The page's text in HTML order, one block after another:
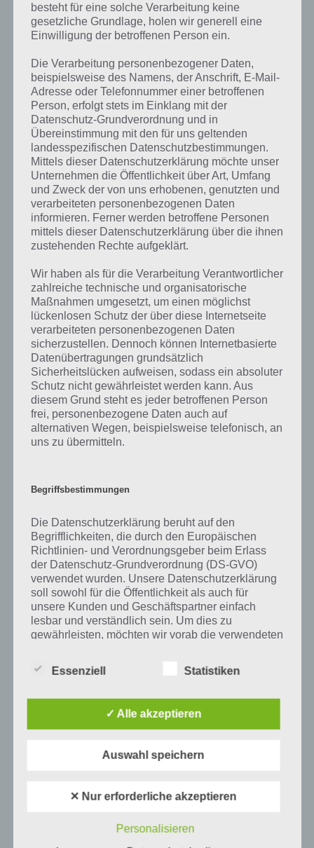
schnell die Antworten und
Lösungen der über 300 Level
finden!
Du findest Lösungen auch ohne unsere Hilfe, indem du in der App
Münzen einsetzt. Da diese jedoch begrenzt sind, hast du hier stets
die Möglichkeit alle Antworten zu finden!
Die obige Lösung stimmt leider nicht mehr?
Wenn die Lösung, die wir dir oben vorgestellt haben, nicht mehr
aktuell sein sollte oder ein Wort in der Lösung von 94 Prozent fehlt,
so teile uns die korrekten Lösungen einfach in den Kommentaren
mit. Nur so können wir stets die aktuellen Antworten auf die
zahlreichen Fragen und Sachverhalte in der App geben. Da die
Entwickler die Lösungen immer mal wieder verändern.
Darum geht es bei 94%
Was ist 94%? In der App 94% musst du auf Basis eines Bildes oder
einer Aussage die Antworten herausfinden, die von anderen Spielern
am häufigsten genannt worden sind. Nur so kannst du das nächste
Level freischalten. Zusammenaddiert ergeben alle Antworten 94
Prozent, wovon die App ihren Namen hat. Entsprechend ist 94
Prozent ein Wort und Rätsel-Spiel. Bereits über 10 Millionen mal
wurde die App mittlerweile heruntergeladen und gehört mit zu den
Auf WhatsApp teilen Teilen auf Facebook
Tweet auf Twitter
Mehr Artikel hier auf Touchportal
besteht für eine solche Verarbeitung keine
gesetzliche Grundlage, holen wir generell eine
Einwilligung der betroffenen Person ein.
Die Verarbeitung personenbezogener Daten,
beispielsweise des Namens, der Anschrift, E-Mail-
Adresse oder Telefonnummer einer betroffenen
Person, erfolgt stets im Einklang mit der
Datenschutz-Grundverordnung und in
Übereinstimmung mit den für uns geltenden
landesspezifischen Datenschutzbestimmungen.
Mittels dieser Datenschutzerklärung möchte unser
Unternehmen die Öffentlichkeit über Art, Umfang
und Zweck der von uns erhobenen, genutzten und
verarbeiteten personenbezogenen Daten
informieren. Ferner werden betroffene Personen
mittels dieser Datenschutzerklärung über die ihnen
zustehenden Rechte aufgeklärt.
Wir haben als für die Verarbeitung Verantwortlicher
zahlreiche technische und organisatorische
Maßnahmen umgesetzt, um einen möglichst
lückenlosen Schutz der über diese Internetseite
verarbeiteten personenbezogenen Daten
sicherzustellen. Dennoch können Internetbasierte
Datenübertragungen grundsätzlich
Sicherheitslücken aufweisen, sodass ein absoluter
Schutz nicht gewährleistet werden kann. Aus
diesem Grund steht es jeder betroffenen Person
frei, personenbezogene Daten auch auf
alternativen Wegen, beispielsweise telefonisch, an
uns zu übermitteln.
Begriffsbestimmungen
Die Datenschutzerklärung beruht auf den
Begrifflichkeiten, die durch den Europäischen
Richtlinien- und Verordnungsgeber beim Erlass
der Datenschutz-Grundverordnung (DS-GVO)
verwendet wurden. Unsere Datenschutzerklärung
soll sowohl für die Öffentlichkeit als auch für
unsere Kunden und Geschäftspartner einfach
lesbar und verständlich sein. Um dies zu
gewährleisten, möchten wir vorab die verwendeten
Wir verwenden in dieser Datenschutzerklärung
oder identifizierbare natürliche Person (im
Als identifizierbar wird eine natürliche
Essenziell Statistiken
✓ Alle akzeptieren
Auswahl speichern
✕ Nur erforderliche akzeptieren
Personalisieren